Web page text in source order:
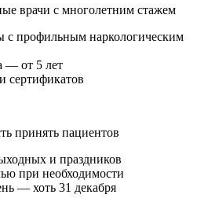
врачи с многолетним стажем
с профильным наркологическим
— от 5 лет
сертификатов
принять пациентов
и праздников
при необходимости
— хоть 31 декабря